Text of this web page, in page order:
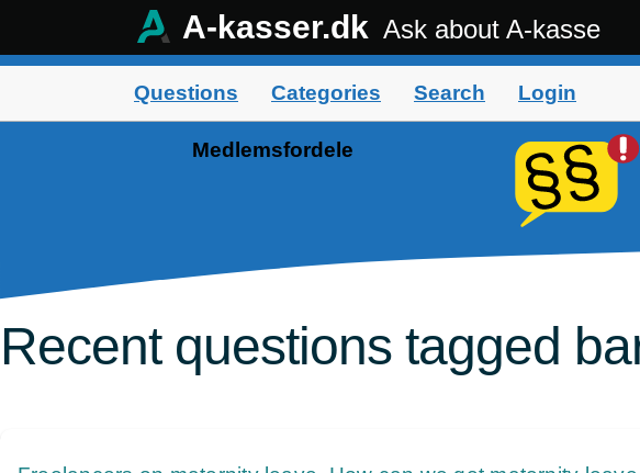
A-kasser.dk Ask about A-kasse
Questions Categories Search Login
Medlemsfordele
Recent questions tagged